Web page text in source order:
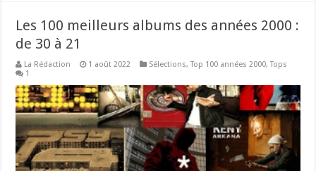
Les 100 meilleurs albums des années 2000 :
de 30 à 21
La Rédaction 1 août 2022 Sélections,Top 100 années 2000,Tops
1